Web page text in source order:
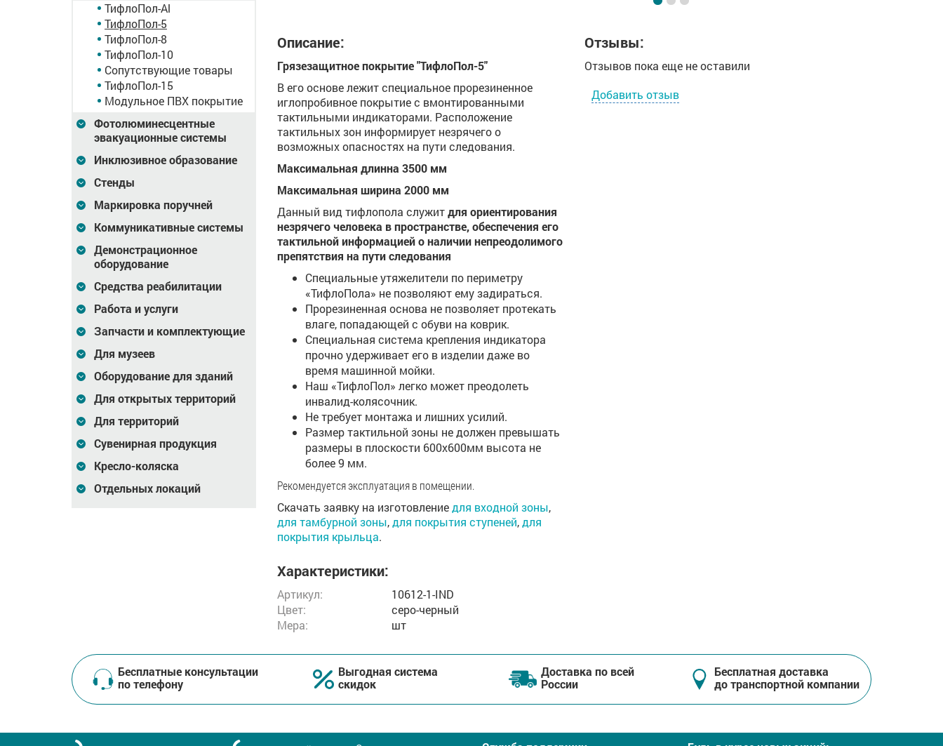
ТифлоПол-Al
ТифлоПол-5
ТифлоПол-8
ТифлоПол-10
Сопутствующие товары
ТифлоПол-15
Модульное ПВХ покрытие
Фотолюминесцентные
эвакуационные системы
Инклюзивное образование
Стенды
Маркировка поручней
Коммуникативные системы
Демонстрационное
оборудование
Средства реабилитации
Работа и услуги
Запчасти и комплектующие
Для музеев
Оборудование для зданий
Для открытых территорий
Для территорий
Сувенирная продукция
Кресло-коляска
Отдельных локаций
Описание:
Грязезащитное покрытие "ТифлоПол-5"
В его основе лежит специальное прорезиненное
иглопробивное покрытие с вмонтированными
тактильными индикаторами. Расположение
тактильных зон информирует незрячего о
возможных опасностях на пути следования.
Максимальная длинна 3500 мм
Максимальная ширина 2000 мм
Данный вид тифлопола служитдля ориентирования
незрячего человека в пространстве, обеспечения его
тактильной информацией о наличии непреодолимого
препятствия на пути следования
Специальные утяжелители по периметру
«ТифлоПола» не позволяют ему задираться.
Прорезиненная основа не позволяет протекать
влаге, попадающей с обуви на коврик.
Специальная система крепления индикатора
прочно удерживает его в изделии даже во
время машинной мойки.
Наш «ТифлоПол» легко может преодолеть
инвалид-колясочник.
Не требует монтажа и лишних усилий.
Размер тактильной зоны не должен превышать
размеры в плоскости 600х600мм высота не
более 9 мм.
Рекомендуется эксплуатация в помещении.
Скачать заявку на изготовлениедля входной зоны,
для тамбурной зоны,для покрытия ступеней,для
покрытия крыльца.
Характеристики:
Артикул:
10612-1-IND
Цвет:
серо-черный
Мера:
шт
Отзывы:
Отзывов пока еще не оставили
Добавить отзыв
Бесплатные консультации
по телефону
Выгодная система
скидок
Доставка по всей
России
Бесплатная доставка
до транспортной компании